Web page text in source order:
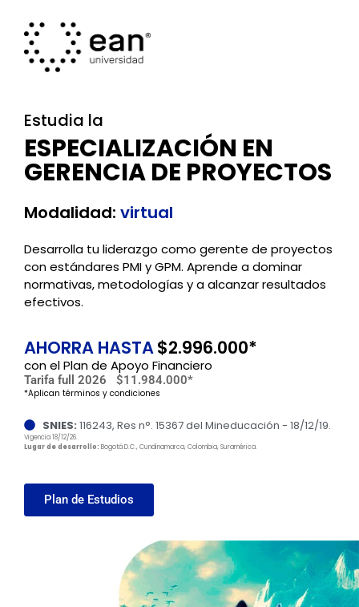
Estudia la
ESPECIALIZACIÓN EN
GERENCIA DE PROYECTOS
Modalidad: virtual
Desarrolla tu liderazgo como gerente de proyectos
con estándares PMI y GPM. Aprende a dominar
normativas, metodologías y a alcanzar resultados
efectivos.
AHORRA HASTA$2.996.000*
con el Plan de Apoyo Financiero
Tarifa full 2026 $11.984.000*
*Aplican términos y condiciones
SNIES: 116243, Res n°. 15367 del Mineducación - 18/12/19.
Vigencia 18/12/26.
Lugar de desarrollo: Bogotá D.C., Cundinamarca, Colombia, Suramérica.
Plan de Estudios